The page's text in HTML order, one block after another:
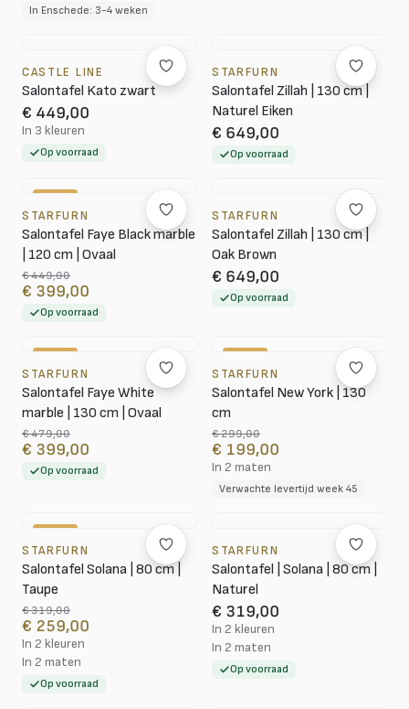
In Enschede: 3-4 weken
CASTLE LINE
Salontafel Kato zwart
€ 449,00
In 3 kleuren
Op voorraad
STARFURN
Salontafel Zillah | 130 cm |
Naturel Eiken
€ 649,00
Op voorraad
STARFURN
Salontafel Faye Black marble
| 120 cm | Ovaal
€ 449,00
€ 399,00
Op voorraad
STARFURN
Salontafel Zillah | 130 cm |
Oak Brown
€ 649,00
Op voorraad
STARFURN
Salontafel Faye White
marble | 130 cm | Ovaal
€ 479,00
€ 399,00
Op voorraad
STARFURN
Salontafel New York | 130
cm
€ 299,00
€ 199,00
In 2 maten
Verwachte levertijd week 45
STARFURN
Salontafel Solana | 80 cm |
Taupe
€ 319,00
€ 259,00
In 2 kleuren
In 2 maten
Op voorraad
STARFURN
Salontafel | Solana | 80 cm |
Naturel
€ 319,00
In 2 kleuren
In 2 maten
Op voorraad